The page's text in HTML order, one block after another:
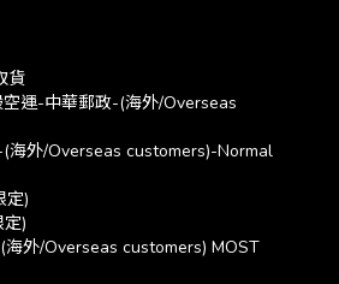
貨
運-中華郵政-(海外/Overseas
海外/Overseas customers)-Normal
定)
)
外/Overseas customers) MOST